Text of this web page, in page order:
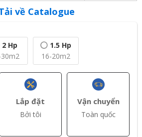
về Catalogue
2 Hp
1.5 Hp
16-20m2
Lắp đặt
Bởi tôi
Vận chuyển
Toàn quốc